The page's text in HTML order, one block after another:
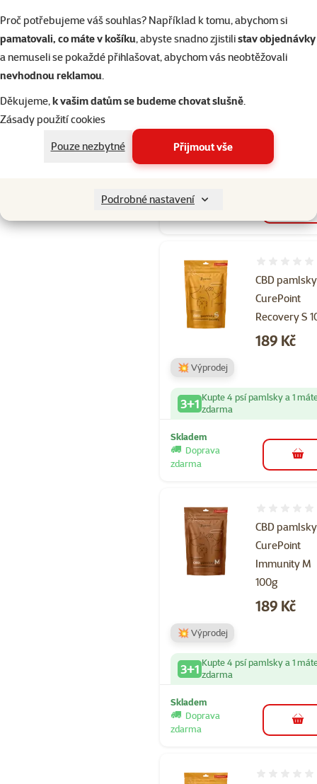
Proč potřebujeme váš souhlas? Například k tomu, abychom si
pamatovali, co máte v košíku, abyste snadno zjistilistav objednávky
a nemuseli se pokaždé přihlašovat, abychom vás neobtěžovali
nevhodnou reklamou.
Děkujeme,k vašim datům se budeme chovat slušně.
Zásady použití cookies
Pouze nezbytné
Přijmout vše
Podrobné nastavení
CBD pamlsky
CurePoint
Hodnocení
3+1 Kupte 4 psí pamlsky a 1
zdarma
Doprava
do
CBD pamlsky
CurePoint
Recovery S
Cena
189 Kč
💥 Výprodej
3+1 Kupte 4 psí pamlsky a 1
zdarma
Skladem
Doprava
zdarma
do
CBD pamlsky
CurePoint
Immunity M
100g
Cena
189 Kč
💥 Výprodej
3+1 Kupte 4 psí pamlsky a 1
zdarma
Skladem
Doprava
zdarma
do